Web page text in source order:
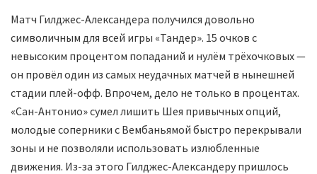
Матч Гилджес-Александера получился довольно
символичным для всей игры «Тандер». 15 очков с
невысоким процентом попаданий и нулём трёхочковых —
он провёл один из самых неудачных матчей в нынешней
стадии плей-офф. Впрочем, дело не только в процентах.
«Сан-Антонио» сумел лишить Шея привычных опций,
молодые соперники с Вембаньямой быстро перекрывали
зоны и не позволяли использовать излюбленные
движения. Из-за этого Гилджес-Александеру пришлось